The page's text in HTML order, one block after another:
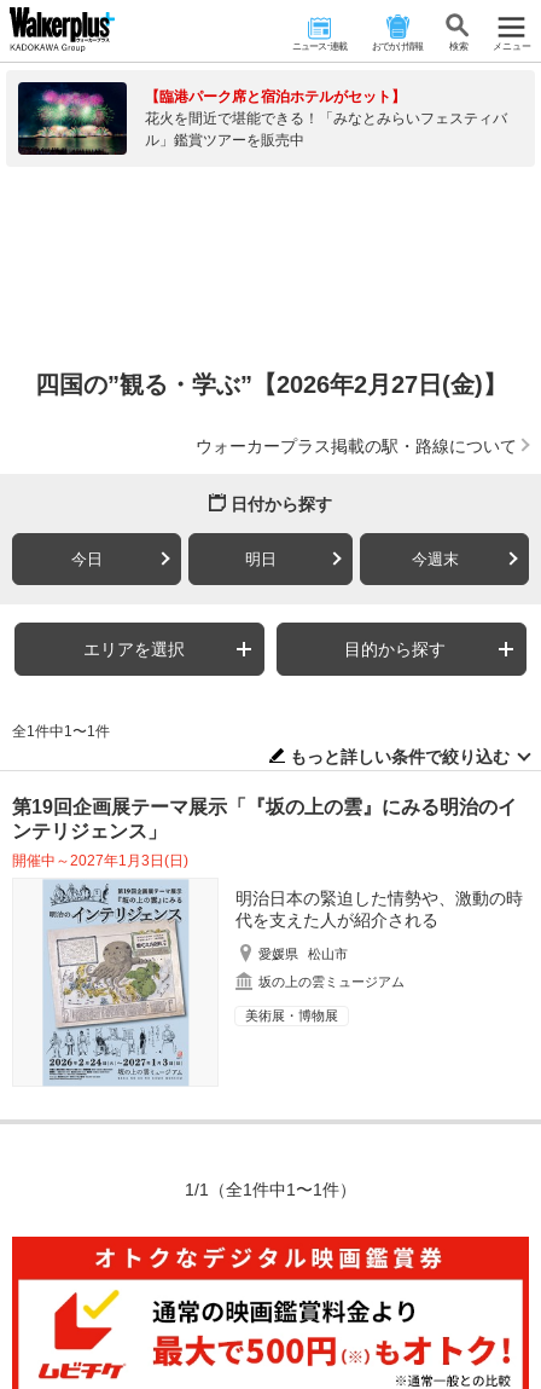
ニュース･連載 おでかけ情報 検 索 メニュー
【臨港パーク席と宿泊ホテルがセット】
花火を間近で堪能できる！「みなとみらいフェスティバ
ル」鑑賞ツアーを販売中
四国の”観る・学ぶ”【2026年2月27日(金)】
ウォーカープラス掲載の駅・路線について
日付から探す
今日 明日 今週末
エリアを選択 目的から探す
全1件中1〜1件
もっと詳しい条件で絞り込む
第19回企画展テーマ展示「『坂の上の雲』にみる明治のイ
ンテリジェンス」
開催中～2027年1月3日(日)
明治日本の緊迫した情勢や、激動の時
代を支えた人が紹介される
愛媛県
松山市
坂の上の雲ミュージアム
美術展・博物展
1/1 （全1件中1〜1件）